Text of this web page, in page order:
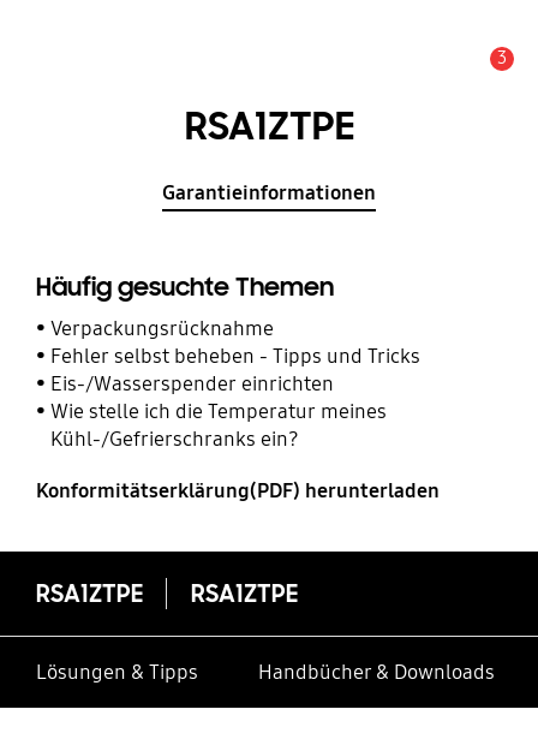
3
RSA1ZTPE
Garantieinformationen
Häufig gesuchte Themen
Verpackungsrücknahme
Fehler selbst beheben - Tipps und Tricks
Eis-/Wasserspender einrichten
Wie stelle ich die Temperatur meines
Kühl-/Gefrierschranks ein?
Konformitätserklärung(PDF) herunterladen
RSA1ZTPE RSA1ZTPE
Lösungen & Tipps Handbücher & Downloads